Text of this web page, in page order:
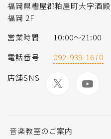
福岡県糟屋郡粕屋町大字酒
福岡 2F
営業時間
10:00〜21:00
電話番号
092-939-1670
店舗SNS
音楽教室のご案内